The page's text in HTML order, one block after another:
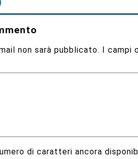
non sarà pubblicato. I
di caratteri ancora